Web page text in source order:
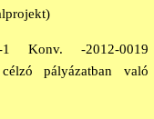
Konv. -2012-0019
pályázatban való